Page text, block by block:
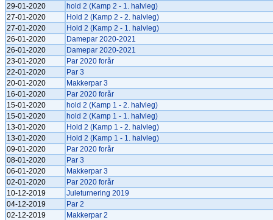
29-01-2020
hold 2 (Kamp 2 - 1. halvleg)
27-01-2020
Hold 2 (Kamp 2 - 2. halvleg)
27-01-2020
Hold 2 (Kamp 2 - 1. halvleg)
26-01-2020
Damepar 2020-2021
26-01-2020
Damepar 2020-2021
23-01-2020
Par 2020 forår
22-01-2020
Par 3
20-01-2020
Makkerpar 3
16-01-2020
Par 2020 forår
15-01-2020
hold 2 (Kamp 1 - 2. halvleg)
15-01-2020
hold 2 (Kamp 1 - 1. halvleg)
13-01-2020
Hold 2 (Kamp 1 - 2. halvleg)
13-01-2020
Hold 2 (Kamp 1 - 1. halvleg)
09-01-2020
Par 2020 forår
08-01-2020
Par 3
06-01-2020
Makkerpar 3
02-01-2020
Par 2020 forår
10-12-2019
Juleturnering 2019
04-12-2019
Par 2
02-12-2019
Makkerpar 2